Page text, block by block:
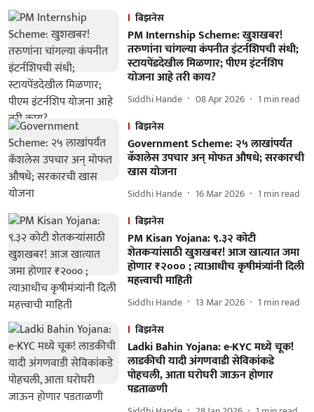
बिझनेस
PM Internship Scheme: खुशखबर!
तरुणांना चांगल्या कंपनीत इंटर्नशिपची संधी;
स्टायपेंडदेखील मिळणार; पीएम इंटर्नशिप
योजना आहे तरी काय?
Siddhi Hande 08 Apr 2026 1 min read
बिझनेस
Government Scheme: २५ लाखांपर्यंत
कॅशलेस उपचार अन् मोफत औषधे; सरकारची
खास योजना
Siddhi Hande 16 Mar 2026 1 min read
बिझनेस
PM Kisan Yojana: ९.३२ कोटी
शेतकऱ्यांसाठी खुशखबर! आज खात्यात जमा
होणार ₹२००० ; त्याआधीच कृषीमंत्र्यांनी दिली
महत्त्वाची माहिती
Siddhi Hande 13 Mar 2026 1 min read
बिझनेस
Ladki Bahin Yojana: e-KYC मध्ये चूक!
लाडकीची यादी अंगणवाडी सेविकांकडे
पोहचली, आता घरोघरी जाऊन होणार
पडताळणी